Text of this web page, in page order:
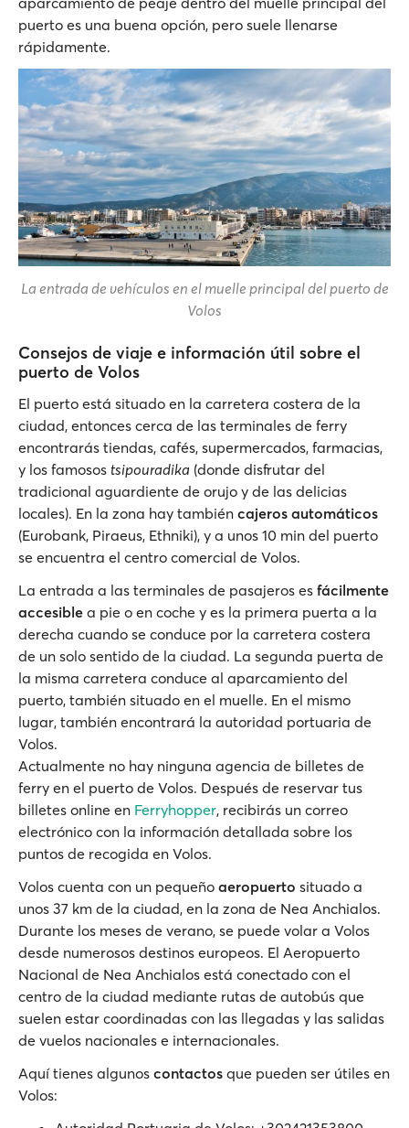
puerto es una buena opción, pero suele llenarse
rápidamente.
La entrada de vehículos en el muelle principal del puerto de
Volos
Consejos de viaje e información útil sobre el
puerto de Volos
El puerto está situado en la carretera costera de la
ciudad, entonces cerca de las terminales de ferry
encontrarás tiendas, cafés, supermercados, farmacias,
y los famosos tsipouradika (donde disfrutar del
tradicional aguardiente de orujo y de las delicias
locales). En la zona hay también cajeros automáticos
(Eurobank, Piraeus, Ethniki), y a unos 10 min del puerto
se encuentra el centro comercial de Volos.
La entrada a las terminales de pasajeros es fácilmente
accesible a pie o en coche y es la primera puerta a la
derecha cuando se conduce por la carretera costera
de un solo sentido de la ciudad. La segunda puerta de
la misma carretera conduce al aparcamiento del
puerto, también situado en el muelle. En el mismo
lugar, también encontrará la autoridad portuaria de
Volos.
Actualmente no hay ninguna agencia de billetes de
ferry en el puerto de Volos. Después de reservar tus
billetes online en Ferryhopper, recibirás un correo
electrónico con la información detallada sobre los
puntos de recogida en Volos.
Volos cuenta con un pequeño aeropuerto situado a
unos 37 km de la ciudad, en la zona de Nea Anchialos.
Durante los meses de verano, se puede volar a Volos
desde numerosos destinos europeos. El Aeropuerto
Nacional de Nea Anchialos está conectado con el
centro de la ciudad mediante rutas de autobús que
suelen estar coordinadas con las llegadas y las salidas
de vuelos nacionales e internacionales.
Aquí tienes algunos contactos que pueden ser útiles en
Volos: